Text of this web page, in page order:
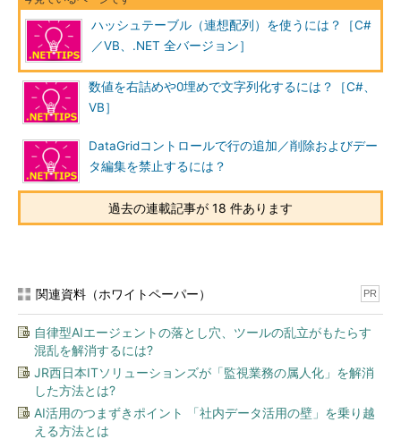
ハッシュテーブル（連想配列）を使うには？［C#
／VB、.NET 全バージョン］
数値を右詰めや0埋めで文字列化するには？［C#、
VB］
DataGridコントロールで行の追加／削除およびデー
タ編集を禁止するには？
過去の連載記事が 18 件あります
関連資料（ホワイトペーパー） PR
自律型AIエージェントの落とし穴、ツールの乱立がもたらす
混乱を解消するには?
JR西日本ITソリューションズが「監視業務の属人化」を解消
した方法とは?
AI活用のつまずきポイント 「社内データ活用の壁」を乗り越
える方法とは